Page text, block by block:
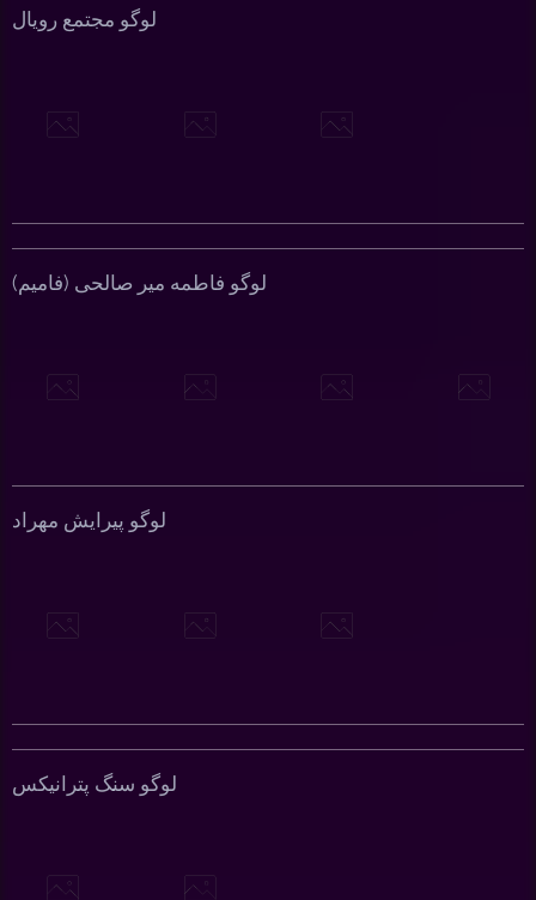
لوگو مجتمع رویال
لوگو فاطمه میر صالحی (فامیم)
لوگو پیرایش مهراد
لوگو سنگ پترانیکس